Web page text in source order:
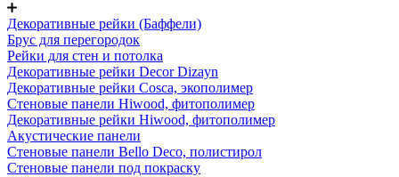
Декоративные рейки (Баффели)
Брус для перегородок
Рейки для стен и потолка
Декоративные рейки Decor Dizayn
Декоративные рейки Cosca, экополимер
Стеновые панели Hiwood, фитополимер
Декоративные рейки Hiwood, фитополимер
Акустические панели
Стеновые панели Bello Deco, полистирол
Стеновые панели под покраску